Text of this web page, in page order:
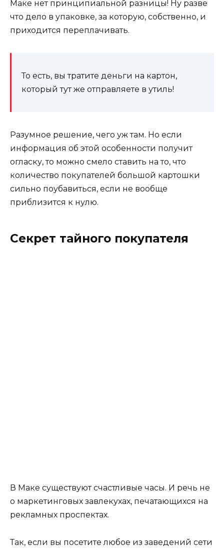
Маке нет принципиальной разницы! Ну разве
что дело в упаковке, за которую, собственно, и
приходится переплачивать.
То есть, вы тратите деньги на картон,
который тут же отправляете в утиль!
Разумное решение, чего уж там. Но если
информация об этой особенности получит
огласку, то можно смело ставить на то, что
количество покупателей большой картошки
сильно поубавиться, если не вообще
приблизится к нулю.
Секрет тайного покупателя
В Маке существуют счастливые часы. И речь не
о маркетинговых завлекухах, печатающихся на
рекламных проспектах.
Так, если вы посетите любое из заведений сети